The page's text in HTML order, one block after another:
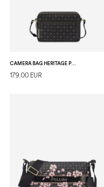
CAMERA BAG HERITAGE PVC NERO/NERO
179.00 EUR